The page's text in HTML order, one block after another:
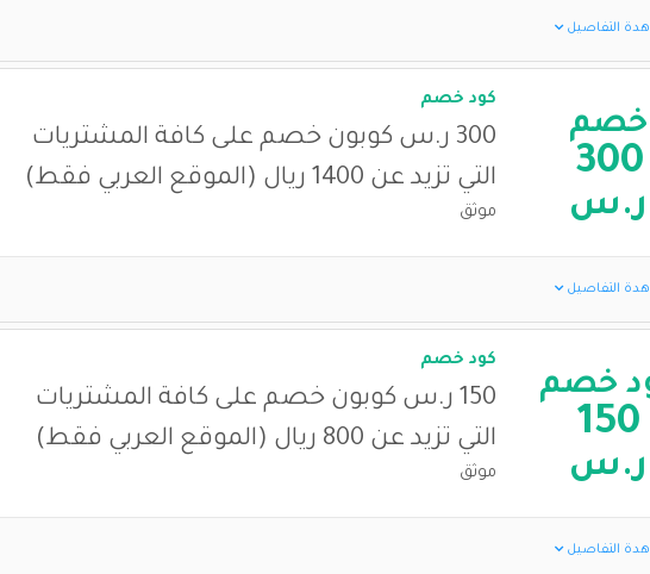
التفاصيل
خصم
300
ر.س
كود خصم
300 ر.س كوبون خصم على كافة المشتريات
التي تزيد عن 1400 ريال (الموقع العربي فقط)
موثق
التفاصيل
خصم
150
ر.س
كود خصم
150 ر.س كوبون خصم على كافة المشتريات
التي تزيد عن 800 ريال (الموقع العربي فقط)
موثق
التفاصيل